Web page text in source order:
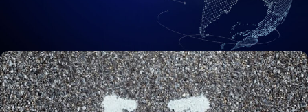
virtual
INTERNET YA Soluciones Webel 27 julio, 2021